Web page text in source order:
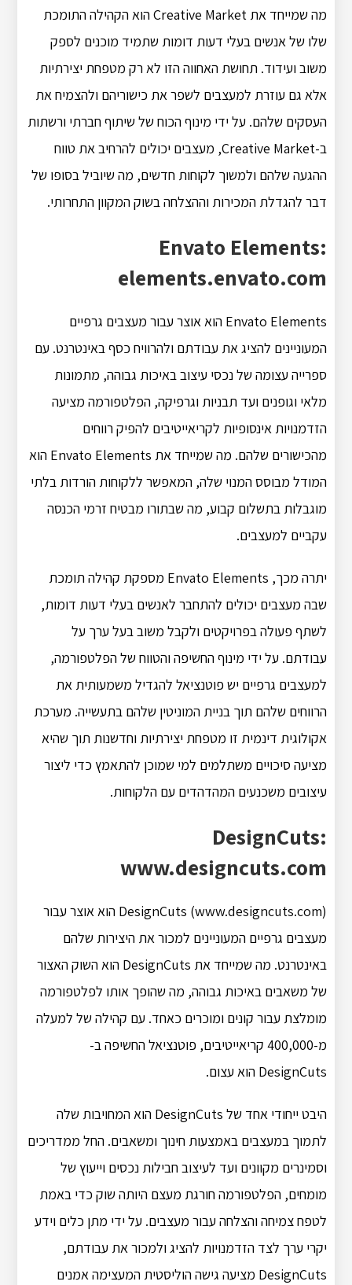
מה שמייחד את Creative Market הוא הקהילה התומכת
שלו של אנשים בעלי דעות דומות שתמיד מוכנים לספק
משוב ועידוד. תחושת האחווה הזו לא רק מטפחת יצירתיות
אלא גם עוזרת למעצבים לשפר את כישוריהם ולהצמיח את
העסקים שלהם. על ידי מינוף הכוח של שיתוף חברתי ורשתות
ב-Creative Market, מעצבים יכולים להרחיב את טווח
ההגעה שלהם ולמשוך לקוחות חדשים, מה שיוביל בסופו של
דבר להגדלת המכירות וההצלחה בשוק המקוון התחרותי.
Envato Elements:
elements.envato.com
Envato Elements הוא אוצר עבור מעצבים גרפיים
המעוניינים להציג את עבודתם ולהרוויח כסף באינטרנט. עם
ספרייה עצומה של נכסי עיצוב באיכות גבוהה, מתמונות
מלאי וגופנים ועד תבניות וגרפיקה, הפלטפורמה מציעה
הזדמנויות אינסופיות לקריאייטיבים להפיק רווחים
מהכישורים שלהם. מה שמייחד את Envato Elements הוא
המודל מבוסס המנוי שלה, המאפשר ללקוחות הורדות בלתי
מוגבלות בתשלום קבוע, מה שבתורו מבטיח זרמי הכנסה
עקביים למעצבים.
יתרה מכך, Envato Elements מספקת קהילה תומכת
שבה מעצבים יכולים להתחבר לאנשים בעלי דעות דומות,
לשתף פעולה בפרויקטים ולקבל משוב בעל ערך על
עבודתם. על ידי מינוף החשיפה והטווח של הפלטפורמה,
למעצבים גרפיים יש פוטנציאל להגדיל משמעותית את
הרווחים שלהם תוך בניית המוניטין שלהם בתעשייה. מערכת
אקולוגית דינמית זו מטפחת יצירתיות וחדשנות תוך שהיא
מציעה סיכויים משתלמים למי שמוכן להתאמץ כדי ליצור
עיצובים משכנעים המהדהדים עם הלקוחות.
DesignCuts:
www.designcuts.com
DesignCuts (www.designcuts.com) הוא אוצר עבור
מעצבים גרפיים המעוניינים למכור את היצירות שלהם
באינטרנט. מה שמייחד את DesignCuts הוא השוק האצור
של משאבים באיכות גבוהה, מה שהופך אותו לפלטפורמה
מומלצת עבור קונים ומוכרים כאחד. עם קהילה של למעלה
מ-400,000 קריאייטיבים, פוטנציאל החשיפה ב-
DesignCuts הוא עצום.
היבט ייחודי אחד של DesignCuts הוא המחויבות שלה
לתמוך במעצבים באמצעות חינוך ומשאבים. החל ממדריכים
וסמינרים מקוונים ועד לעיצוב חבילות נכסים וייעוץ של
מומחים, הפלטפורמה חורגת מעצם היותה שוק כדי באמת
לטפח צמיחה והצלחה עבור מעצבים. על ידי מתן כלים וידע
יקרי ערך לצד הזדמנויות להציג ולמכור את עבודתם,
DesignCuts מציעה גישה הוליסטית המעצימה אמנים